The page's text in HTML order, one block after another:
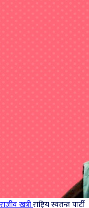
राजीव खत्रीराष्ट्रिय स्वतन्त्र पार्टी